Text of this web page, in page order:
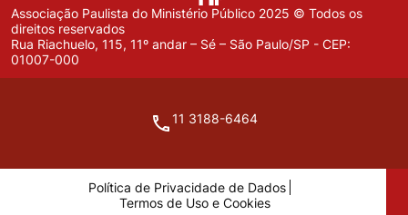
Associação Paulista do Ministério Público 2025 © Todos os
direitos reservados
Rua Riachuelo, 115, 11º andar – Sé – São Paulo/SP - CEP:
01007-000
11 3188-6464
Política de Privacidade de Dados
Termos de Uso e Cookies